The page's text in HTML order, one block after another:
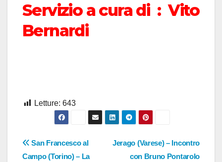
Servizio a cura di : Vito
Bernardi
Letture: 643
NavigazioneJerago (Varese) – Incontro
con Bruno Pontarolo
San Francesco al
Campo (Torino) – La